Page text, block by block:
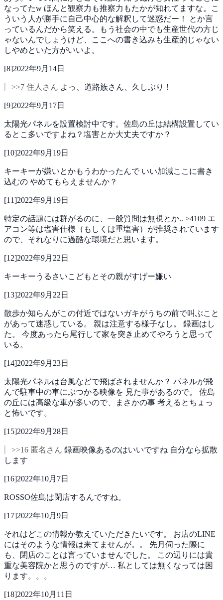
なってたw ほんと観察力も推察力もたかが知れてますな。こ
ういう人が勝手に自己中心的な解釈して迷惑だー！
とか言
っているんだから笑える。もう社会の中でも生産世代の方じ
ゃないんでしょうけど、ここへの書き込みも生産的じゃない
しやめといた方がいいよ。
[8]2022年9月14日
>>7 住人さん よっ、道路族さん、久しぶり！
[9]2022年9月17日
太陽光パネルを設置検討中です。佐島の丘は結構設置してい
るとこ多いですよね？塩害とか大丈夫ですか？
[10]2022年9月19日
キーキーが嫌いとかもうわかったんで いい加減ここに書き
込むの やめてもらえませんか？
[11]2022年9月19日
特定の話題には群がるのに、一般質問は無視とか.. >4109 エ
アコン等は塩害仕様（もしくは重塩害）が推奨されています
ので、それなりに過酷な環境だと思います。
[12]2022年9月22日
キーキーうるさいこどもとその親がすげー嫌い
[13]2022年9月22日
散歩か知らんがこの付近ではないガキがうちの前で叫ぶこと
があって迷惑している。 親は注意する様子なし。 録画はし
た。 今度あったら尾行して家を突き止めてやろうと思って
いる。
[14]2022年9月23日
太陽光パネルは台風などで飛ばされませんか？ パネルが飛
んで駐車中の車にぶつかる映像を 見た事があるので。 佐島
の丘には高級な車が多いので、まさかの事 考えるとちょっ
と怖いです。
[15]2022年9月28日
>>16 匿名さん 録画映像あるのはいいですね 自分なら拡散
します
[16]2022年10月7日
ROSSO佐島は閉店するんですね。
[17]2022年10月9日
それはどこの情報か教えていただきたいです。 お店のLINE
にはそのような情報は来てませんが。。 先月伺った際に
も、閉店のことは言っていませんでした。
この辺りには貴
重な美容院かと思うのですが… 私としては無くなっては困
ります。。。
[18]2022年10月11日